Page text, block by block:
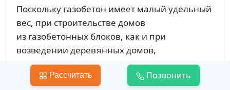
Поскольку газобетон имеет малый удельный
вес, при строительстве домов
из газобетонных блоков, как и при
возведении деревянных домов,
обустраивают мелкозаглубленный
ленточный фундамент с глубиной заложения
Рассчитать Позвонить